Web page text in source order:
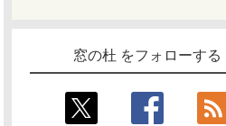
窓の杜 をフォローする